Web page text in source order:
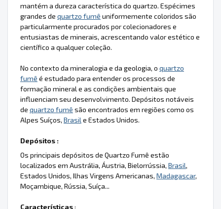
mantém a dureza característica do quartzo. Espécimes
grandes de quartzo fumê uniformemente coloridos são
particularmente procurados por colecionadores e
entusiastas de minerais, acrescentando valor estético e
científico a qualquer coleção.
No contexto da mineralogia e da geologia, o quartzo
fumê é estudado para entender os processos de
formação mineral e as condições ambientais que
influenciam seu desenvolvimento. Depósitos notáveis
de quartzo fumê são encontrados em regiões como os
Alpes Suíços, Brasil e Estados Unidos.
Depósitos :
Os principais depósitos de Quartzo Fumê estão
localizados em Austrália, Áustria, Bielorrússia, Brasil,
Estados Unidos, Ilhas Virgens Americanas, Madagascar,
Moçambique, Rússia, Suíça...
Características: